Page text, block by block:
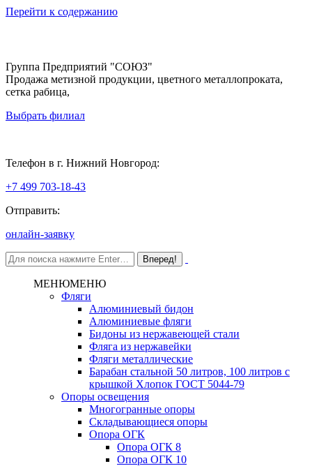
Перейти к содержанию
Группа Предприятий "СОЮЗ"
Продажа метизной продукции, цветного металлопроката,
сетка рабица,
Выбрать филиал
Телефон в г. Нижний Новгород:
+7 499 703-18-43
Отправить:
онлайн-заявку
МЕНЮМЕНЮ
Фляги
Алюминиевый бидон
Алюминиевые фляги
Бидоны из нержавеющей стали
Фляга из нержавейки
Фляги металлические
Барабан стальной 50 литров, 100 литров с
крышкой Хлопок ГОСТ 5044-79
Опоры освещения
Многогранные опоры
Складывающиеся опоры
Опора ОГК
Опора ОГК 8
Опора ОГК 10